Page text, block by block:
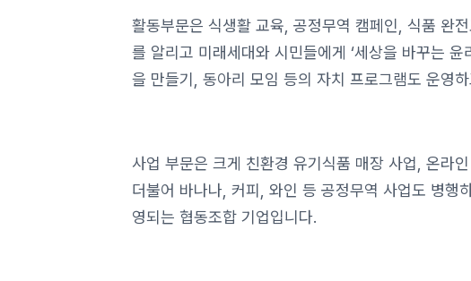
활동부문은 식생활 교육, 공정무역 캠페인, 식품 완
를 알리고 미래세대와 시민들에게 ‘세상을 바꾸는
을 만들기, 동아리 모임 등의 자치 프로그램도 운영
사업 부문은 크게 친환경 유기식품 매장 사업, 온라
더불어 바나나, 커피, 와인 등 공정무역 사업도 병행
영되는 협동조합 기업입니다.